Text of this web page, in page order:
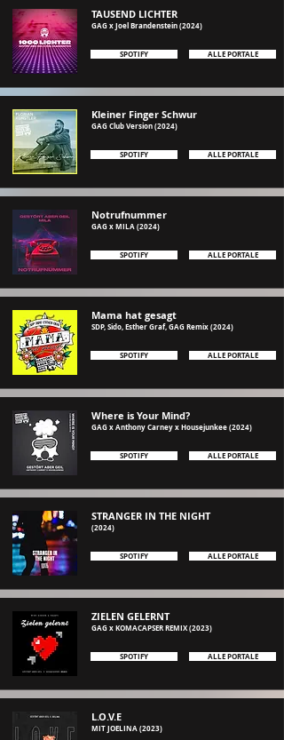
TAUSEND LICHTER
GAG x Joel Brandenstein (2024)
SPOTIFY ALLE PORTALE
Kleiner Finger Schwur
GAG Club Version (2024)
SPOTIFY ALLE PORTALE
Notrufnummer
GAG x MILA (2024)
SPOTIFY ALLE PORTALE
Mama hat gesagt
SDP, Sido, Esther Graf, GAG Remix (2024)
SPOTIFY ALLE PORTALE
Where is Your Mind?
GAG x Anthony Carney x Housejunkee (2024)
SPOTIFY ALLE PORTALE
STRANGER IN THE NIGHT
(2024)
SPOTIFY ALLE PORTALE
ZIELEN GELERNT
GAG x KOMACAPSER REMIX (2023)
SPOTIFY ALLE PORTALE
L.O.V.E
MIT JOELINA (2023)